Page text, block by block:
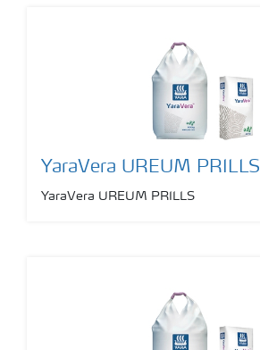
YaraVera UREUM PRILLS
YaraVera UREUM PRILLS